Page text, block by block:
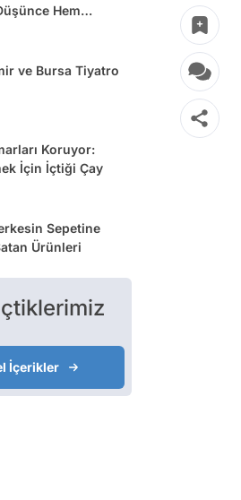
Hem
ve Bursa Tiyatro
Koruyor:
İçin İçtiği Çay
Sepetine
Ürünleri
İçerikler